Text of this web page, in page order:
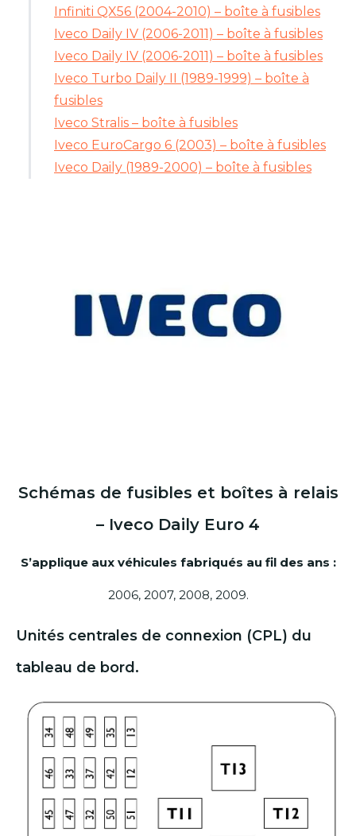
Infiniti QX56 (2004-2010) – boîte à fusibles
Iveco Daily IV (2006-2011) – boîte à fusibles
Iveco Daily IV (2006-2011) – boîte à fusibles
Iveco Turbo Daily II (1989-1999) – boîte à
fusibles
Iveco Stralis – boîte à fusibles
Iveco EuroCargo 6 (2003) – boîte à fusibles
Iveco Daily (1989-2000) – boîte à fusibles
Schémas de fusibles et boîtes à relais
– Iveco Daily Euro 4
S’applique aux véhicules fabriqués au fil des ans :
2006, 2007, 2008, 2009.
Unités centrales de connexion (CPL) du
tableau de bord.